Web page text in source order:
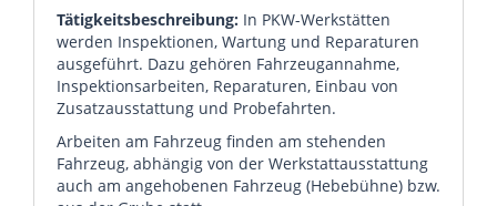
Tätigkeitsbeschreibung: In PKW-Werkstätten
werden Inspektionen, Wartung und Reparaturen
ausgeführt. Dazu gehören Fahrzeugannahme,
Inspektionsarbeiten, Reparaturen, Einbau von
Zusatzausstattung und Probefahrten.
Arbeiten am Fahrzeug finden am stehenden
Fahrzeug, abhängig von der Werkstattausstattung
auch am angehobenen Fahrzeug (Hebebühne) bzw.